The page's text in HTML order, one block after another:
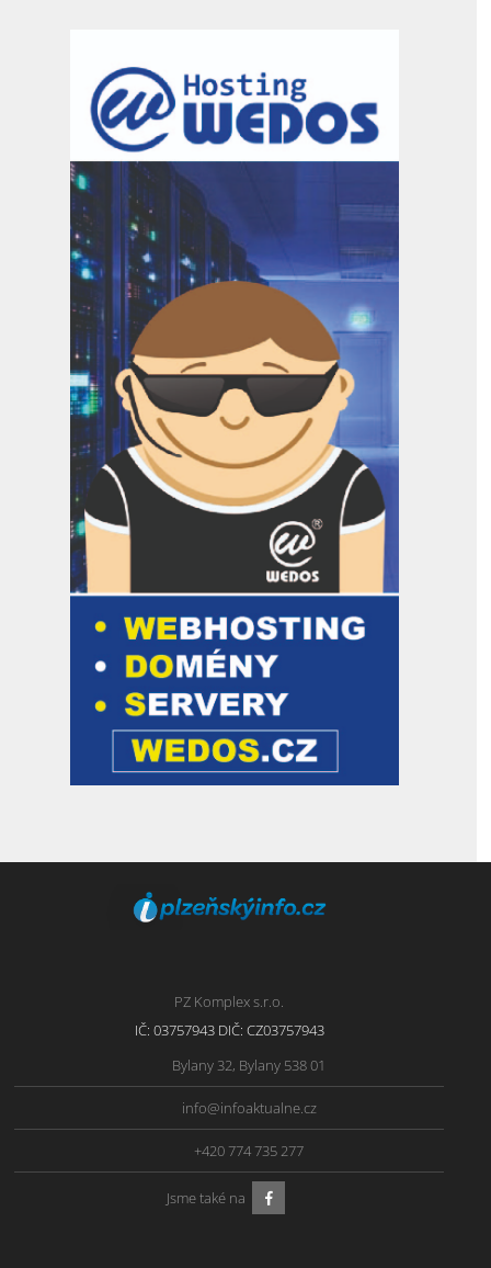
PZ Komplex s.r.o.
IČ: 03757943 DIČ: CZ03757943
Bylany 32, Bylany 538 01
info@infoaktualne.cz
+420 774 735 277
Jsme také na